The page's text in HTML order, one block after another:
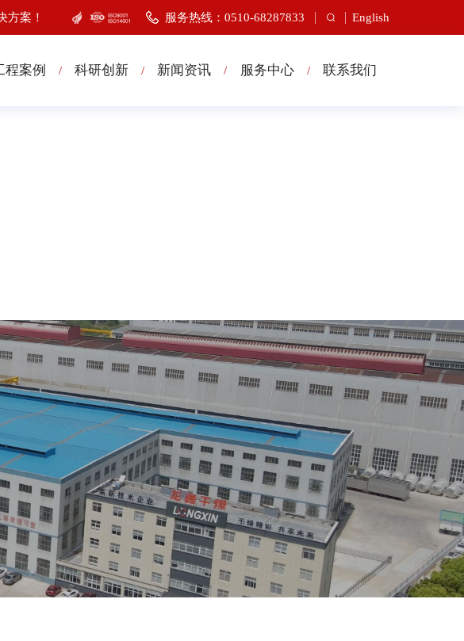
方案！ English
服务热线：0510-68287833
程案例 / 科研创新 / 新闻资讯 / 服务中心 / 联系我们